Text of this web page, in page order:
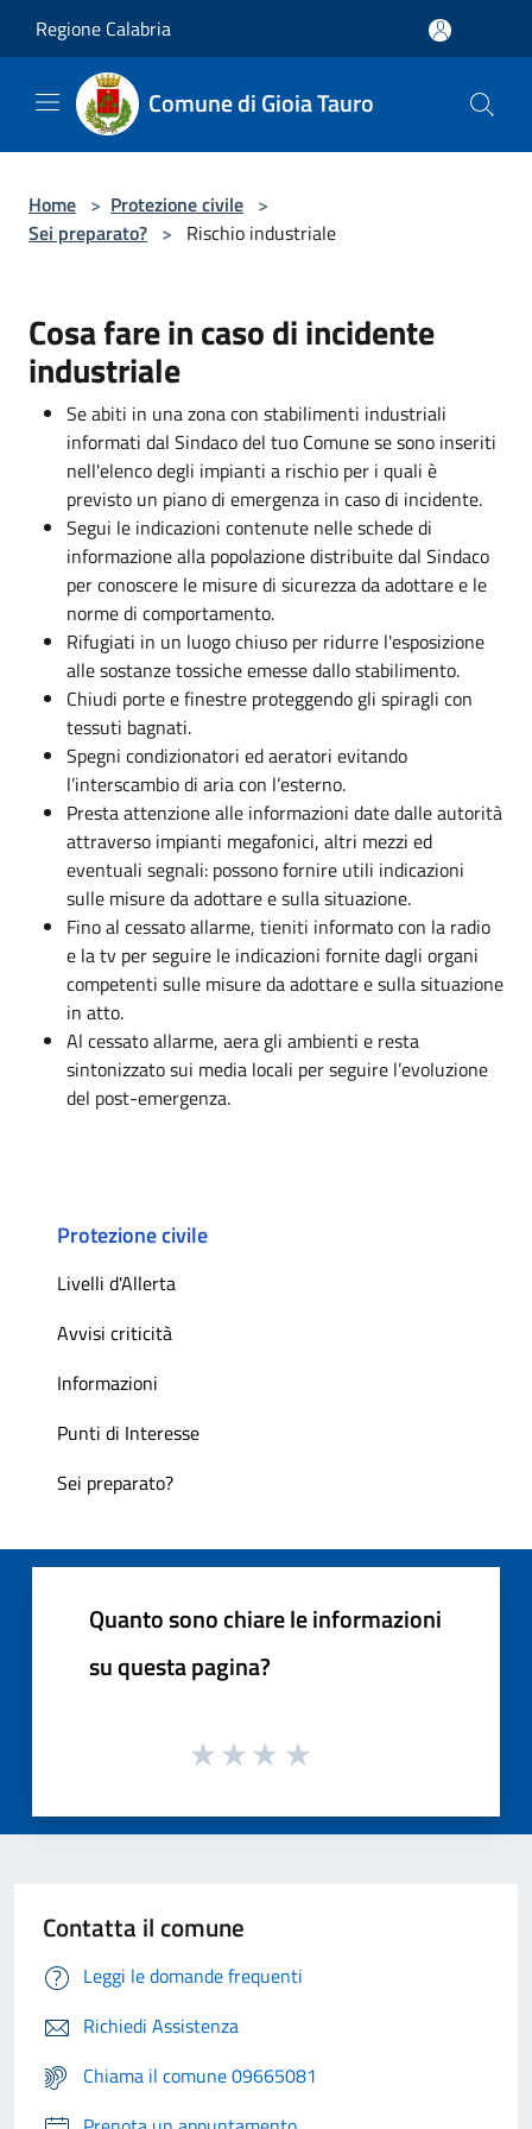
Regione Calabria
Comune di Gioia Tauro
Home > Protezione civile >
Sei preparato? > Rischio industriale
Cosa fare in caso di incidente
industriale
Se abiti in una zona con stabilimenti industriali
informati dal Sindaco del tuo Comune se sono inseriti
nell'elenco degli impianti a rischio per i quali è
previsto un piano di emergenza in caso di incidente.
Segui le indicazioni contenute nelle schede di
informazione alla popolazione distribuite dal Sindaco
per conoscere le misure di sicurezza da adottare e le
norme di comportamento.
Rifugiati in un luogo chiuso per ridurre l'esposizione
alle sostanze tossiche emesse dallo stabilimento.
Chiudi porte e finestre proteggendo gli spiragli con
tessuti bagnati.
Spegni condizionatori ed aeratori evitando
l’interscambio di aria con l’esterno.
Presta attenzione alle informazioni date dalle autorità
attraverso impianti megafonici, altri mezzi ed
eventuali segnali: possono fornire utili indicazioni
sulle misure da adottare e sulla situazione.
Fino al cessato allarme, tieniti informato con la radio
e la tv per seguire le indicazioni fornite dagli organi
competenti sulle misure da adottare e sulla situazione
in atto.
Al cessato allarme, aera gli ambienti e resta
sintonizzato sui media locali per seguire l’evoluzione
del post-emergenza.
Protezione civile
Livelli d'Allerta
Avvisi criticità
Informazioni
Punti di Interesse
Sei preparato?
Quanto sono chiare le informazioni
su questa pagina?
Contatta il comune
Leggi le domande frequenti
Richiedi Assistenza
Chiama il comune 09665081